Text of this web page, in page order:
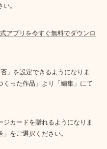
。
アプリを今すぐ無料でダウンロ
」を設定できるようになりま
くった作品」より「編集」にて
カードを贈れるようになりま
をご選択ください。